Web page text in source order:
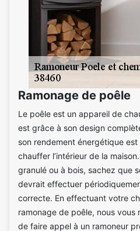
Ramonage de poêle
Le poêle est un appareil de
est grâce à son design
son rendement énergétique
chauffer l’intérieur de la
granulé ou à bois, sachez que
devrait effectuer
correcte. En effectuant votre
ramonage de poêle, nous vous
de faire appel à un ramoneur